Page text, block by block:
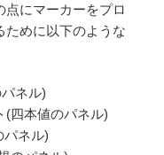
にマーカーをプロ
ために以下のような
ネル)
(四本値のパネル)
パネル)